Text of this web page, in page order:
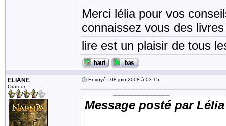
Merci lélia pour vos
connaissez vous des
lire est un plaisir de tous
ELIANE
Orateur
Envoyé : 08 juin 2008 à 03:15
Message posté par Lélia